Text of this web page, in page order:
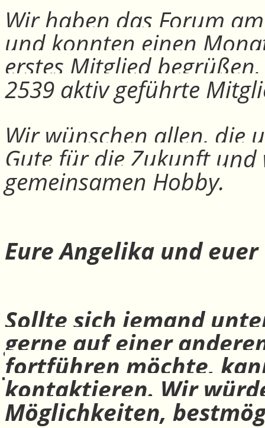
Wir haben das Forum
und konnten einen
erstes Mitglied
2539 aktiv geführte
Wir wünschen allen, die
Gute für die Zukunft
gemeinsamen Hobby.
Eure Angelika und
Sollte sich jemand
gerne auf einer
fortführen möchte,
kontaktieren. Wir
Möglichkeiten,